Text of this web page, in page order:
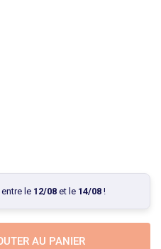
le 12/08et le 14/08!
AU PANIER